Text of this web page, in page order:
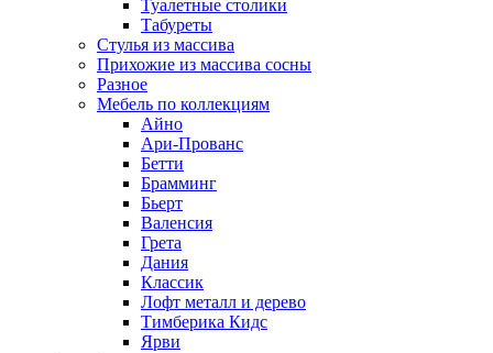
Туалетные столики
Табуреты
Стулья из массива
Прихожие из массива сосны
Разное
Мебель по коллекциям
Айно
Ари-Прованс
Бетти
Брамминг
Бьерт
Валенсия
Грета
Дания
Классик
Лофт металл и дерево
Тимберика Кидс
Ярви